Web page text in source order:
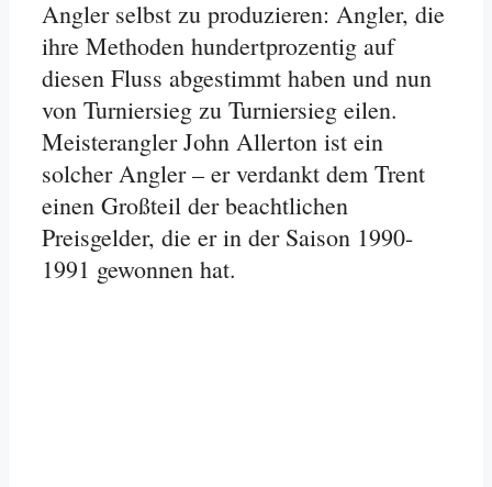
Angler selbst zu produzieren: Angler, die
ihre Methoden hundertprozentig auf
diesen Fluss abgestimmt haben und nun
von Turniersieg zu Turniersieg eilen.
Meisterangler John Allerton ist ein
solcher Angler – er verdankt dem Trent
einen Großteil der beachtlichen
Preisgelder, die er in der Saison 1990-
1991 gewonnen hat.